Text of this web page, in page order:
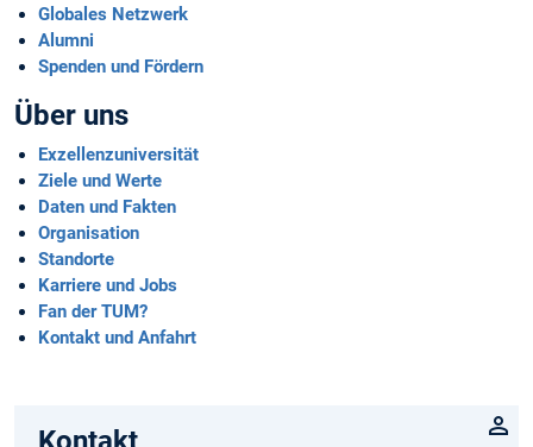
Globales Netzwerk
Alumni
Spenden und Fördern
Über uns
Exzellenzuniversität
Ziele und Werte
Daten und Fakten
Organisation
Standorte
Karriere und Jobs
Fan der TUM?
Kontakt und Anfahrt